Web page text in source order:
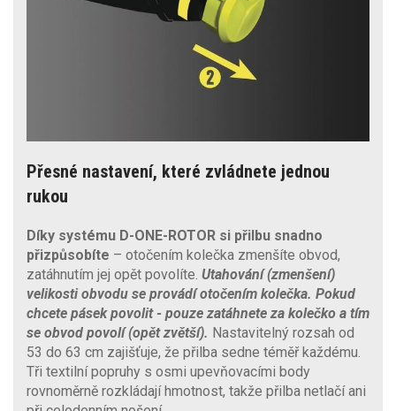
Přesné nastavení, které zvládnete jednou
rukou
Díky systému D-ONE-ROTOR si přilbu snadno
přizpůsobíte – otočením kolečka zmenšíte obvod,
zatáhnutím jej opět povolíte. Utahování (zmenšení)
velikosti obvodu se provádí otočením kolečka. Pokud
chcete pásek povolit - pouze zatáhnete za kolečko a tím
se obvod povolí (opět zvětší). Nastavitelný rozsah od
53 do 63 cm zajišťuje, že přilba sedne téměř každému.
Tři textilní popruhy s osmi upevňovacími body
rovnoměrně rozkládají hmotnost, takže přilba netlačí ani